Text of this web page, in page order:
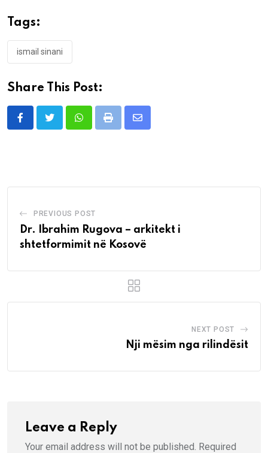
Tags:
ismail sinani
Share This Post:
WhatsappPrint
Share
PREVIOUS POST
Dr. Ibrahim Rugova – arkitekt i
shtetformimit në Kosovë
NEXT POST
Nji mësim nga rilindësit
Leave a Reply
Your email address will not be published. Required